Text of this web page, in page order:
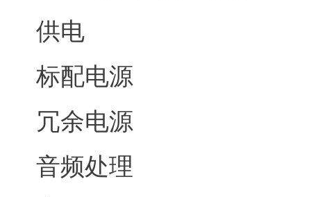
供电
标配电源
冗余电源
音频处理